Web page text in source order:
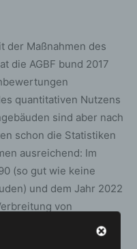
der Maßnahmen des
die AGBF bund 2017
quantitativen Nutzens
sind aber nach
schon die Statistiken
ausreichend: Im
(so gut wie keine
und dem Jahr 2022
von
die Todesfälle
Feuer und Flammen